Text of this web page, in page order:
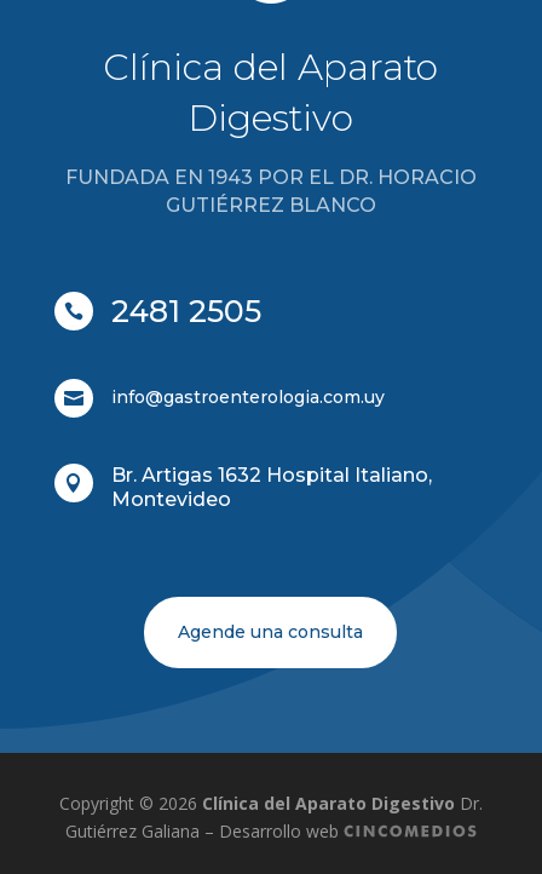
Clínica del Aparato
Digestivo
FUNDADA EN 1943 POR EL DR. HORACIO
GUTIÉRREZ BLANCO
 2481 2505
 info@gastroenterologia.com.uy

Br. Artigas 1632 Hospital Italiano,
Montevideo
Agende una consulta
Copyright © 2026 Clínica del Aparato Digestivo Dr.
Gutiérrez Galiana – Desarrollo web